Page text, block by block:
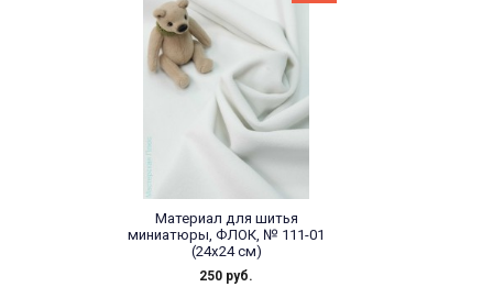
Материал для шитья
миниатюры, ФЛОК, № 111-01
(24х24 см)
250 руб.